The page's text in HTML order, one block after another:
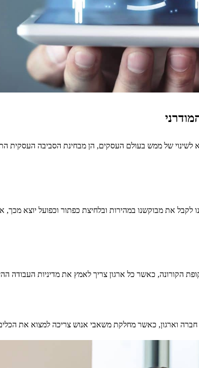
לשינוי של ממש בעולם העסקים, הן מבחינת הסביבה העסקית
לקבל את מבוקשנו במהירות ובלחיצת כפתור וכפועל יוצא
הקורונה, כאשר כל ארגון צריך לאמץ את מדיניות העבודה
וארגון, כאשר מחלקת משאבי אנוש צריכה למצוא את